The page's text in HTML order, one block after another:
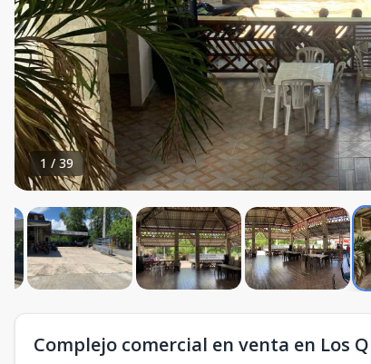
1 / 39
Complejo comercial en venta en Los